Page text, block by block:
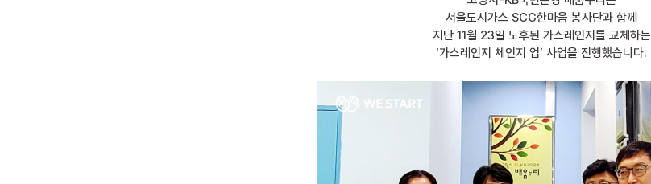
서울도시가스 SCG한마음 봉사단과 함께
지난 11월 23일 노후된 가스레인지를 교체하는
‘가스레인지 체인지 업’ 사업을 진행했습니다.